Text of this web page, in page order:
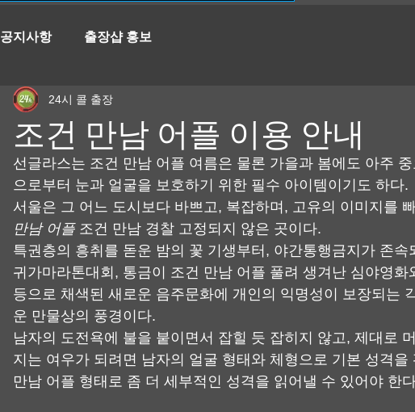
공지사항 출장샵 홍보
조건 만남 어플 이용 안내
24시 콜 출장
선글라스는 조건 만남 어플 여름은 물론 가을과 봄에도 아주
으로부터 눈과 얼굴을 보호하기 위한 필수 아이템이기도 하다.
서울은 그 어느 도시보다 바쁘고, 복잡하며, 고유의 이미지를
만남 어플 조건 만남 경찰 고정되지 않은 곳이다.
특권층의 흥취를 돋운 밤의 꽃 기생부터, 야간통행금지가 존
귀가마라톤대회, 통금이 조건 만남 어플 풀려 생겨난 심야영화
등으로 채색된 새로운 음주문화에 개인의 익명성이 보장되는
운 만물상의 풍경이다.
남자의 도전욕에 불을 붙이면서 잡힐 듯 잡히지 않고, 제대로
지는 여우가 되려면 남자의 얼굴 형태와 체형으로 기본 성격을
만남 어플 형태로 좀 더 세부적인 성격을 읽어낼 수 있어야 한